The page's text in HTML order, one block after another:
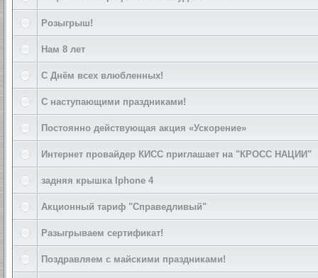
Розыгрыш!
Нам 8 лет
С Днём всех влюбленных!
С наступающими праздниками!
Постоянно действующая акция «Ускорение»
Интернет провайдер КИСС приглашает на "КРОСС НАЦИИ"
задняя крышка Iphone 4
Акционный тариф "Справедливый"
Разыгрываем сертификат!
Поздравляем с майскими праздниками!